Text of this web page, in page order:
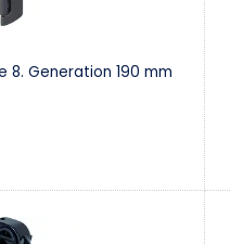
8. Generation 190 mm